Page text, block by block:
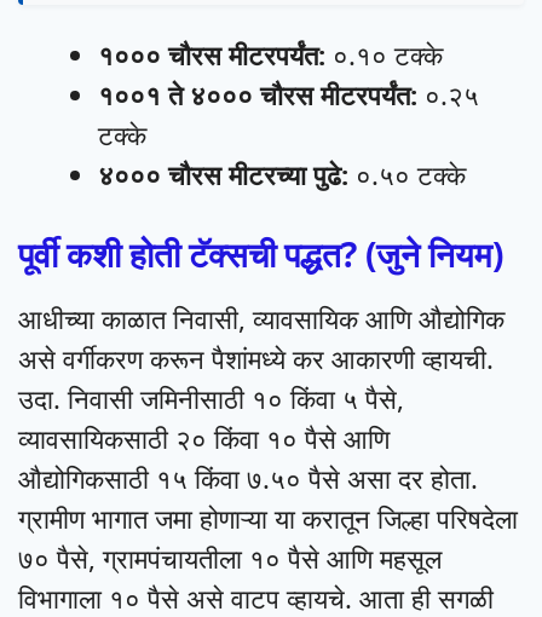
१००० चौरस मीटरपर्यंत: ०.१० टक्के
१००१ ते ४००० चौरस मीटरपर्यंत: ०.२५
टक्के
४००० चौरस मीटरच्या पुढे: ०.५० टक्के
पूर्वी कशी होती टॅक्सची पद्धत? (जुने नियम)
आधीच्या काळात निवासी, व्यावसायिक आणि औद्योगिक
असे वर्गीकरण करून पैशांमध्ये कर आकारणी व्हायची.
उदा. निवासी जमिनीसाठी १० किंवा ५ पैसे,
व्यावसायिकसाठी २० किंवा १० पैसे आणि
औद्योगिकसाठी १५ किंवा ७.५० पैसे असा दर होता.
ग्रामीण भागात जमा होणाऱ्या या करातून जिल्हा परिषदेला
७० पैसे, ग्रामपंचायतीला १० पैसे आणि महसूल
विभागाला १० पैसे असे वाटप व्हायचे. आता ही सगळी